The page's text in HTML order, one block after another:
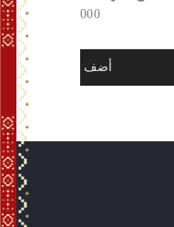
12.000 BD
أضف إلى السلة